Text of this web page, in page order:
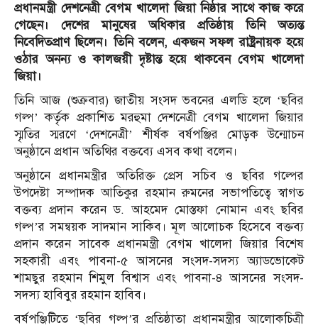
প্রধানমন্ত্রী দেশনেত্রী বেগম খালেদা জিয়া নিষ্ঠার সাথে কাজ করে
গেছেন। দেশের মানুষের অধিকার প্রতিষ্ঠায় তিনি অত্যন্ত
নিবেদিতপ্রাণ ছিলেন। তিনি বলেন, একজন সফল রাষ্ট্রনায়ক হয়ে
ওঠার অনন্য ও কালজয়ী দৃষ্টান্ত হয়ে থাকবেন বেগম খালেদা
জিয়া।
তিনি আজ (শুক্রবার) জাতীয় সংসদ ভবনের এলডি হলে ‘ছবির
গল্প’ কর্তৃক প্রকাশিত মরহুমা দেশনেত্রী বেগম খালেদা জিয়ার
স্মৃতির স্মরণে ‘দেশনেত্রী’ শীর্ষক বর্ষপঞ্জির মোড়ক উন্মোচন
অনুষ্ঠানে প্রধান অতিথির বক্তব্যে এসব কথা বলেন।
অনুষ্ঠানে প্রধানমন্ত্রীর অতিরিক্ত প্রেস সচিব ও ছবির গল্পের
উপদেষ্টা সম্পাদক আতিকুর রহমান রুমনের সভাপতিত্বে স্বাগত
বক্তব্য প্রদান করেন ড. আহমেদ মোস্তফা নোমান এবং ছবির
গল্প’র সমন্বয়ক সাদমান সাকিব। মূল আলোচক হিসেবে বক্তব্য
প্রদান করেন সাবেক প্রধানমন্ত্রী বেগম খালেদা জিয়ার বিশেষ
সহকারী এবং পাবনা-৫ আসনের সংসদ-সদস্য অ্যাডভোকেট
শামছুর রহমান শিমুল বিশ্বাস এবং পাবনা-৪ আসনের সংসদ-
সদস্য হাবিবুর রহমান হাবিব।
বর্ষপঞ্জিটিতে ‘ছবির গল্প’র প্রতিষ্ঠাতা প্রধানমন্ত্রীর আলোকচিত্রী